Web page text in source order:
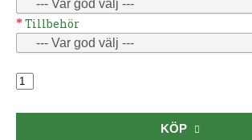
Tillbehör
KÖP